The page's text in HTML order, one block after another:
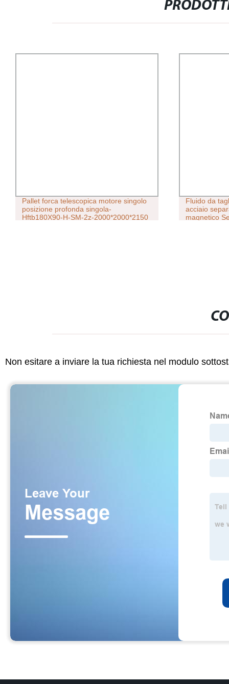
Pallet forca telescopica motore singolo
posizione profonda singola-
Hftb180X90-H-SM-2z-2000*2000*2150
Fluido da
acciaio
magnetico
Non esitare a inviare la tua richiesta nel modulo